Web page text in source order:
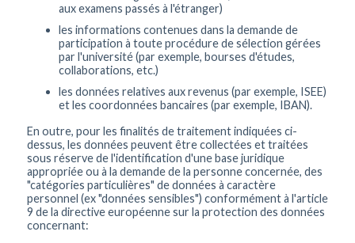
aux examens passés à l'étranger)
les informations contenues dans la demande de
participation à toute procédure de sélection gérées
par l'université (par exemple, bourses d'études,
collaborations, etc.)
les données relatives aux revenus (par exemple, ISEE)
et les coordonnées bancaires (par exemple, IBAN).
En outre, pour les finalités de traitement indiquées ci-
dessus, les données peuvent être collectées et traitées
sous réserve de l'identification d'une base juridique
appropriée ou à la demande de la personne concernée, des
"catégories particulières" de données à caractère
personnel (ex "données sensibles") conformément à l'article
9 de la directive européenne sur la protection des données
concernant: